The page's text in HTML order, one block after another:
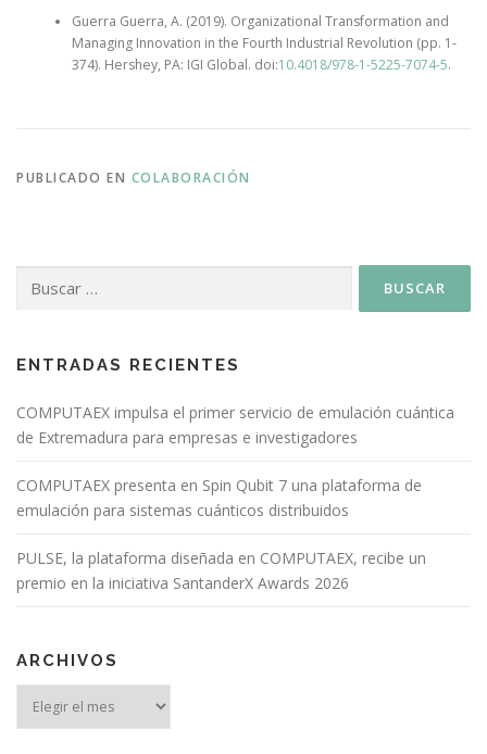
Guerra Guerra, A. (2019). Organizational Transformation and
Managing Innovation in the Fourth Industrial Revolution (pp. 1-
374). Hershey, PA: IGI Global. doi:10.4018/978-1-5225-7074-5.
PUBLICADO EN COLABORACIÓN
ENTRADAS RECIENTES
COMPUTAEX impulsa el primer servicio de emulación cuántica
de Extremadura para empresas e investigadores
COMPUTAEX presenta en Spin Qubit 7 una plataforma de
emulación para sistemas cuánticos distribuidos
PULSE, la plataforma diseñada en COMPUTAEX, recibe un
premio en la iniciativa SantanderX Awards 2026
ARCHIVOS